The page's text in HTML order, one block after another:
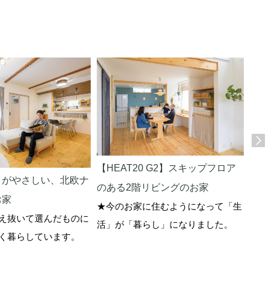
やさしい、北欧ナ
抜いて選んだものに
暮らしています。
【HEAT20 G2】スキップフロア
のある2階リビングのお家
★今のお家に住むようになって「生
活」が「暮らし」になりました。